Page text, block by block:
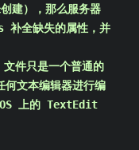
建），那么服务器
全缺失的属性，并
件只是一个普通的
何文本编辑器进行编
上的 TextEdit